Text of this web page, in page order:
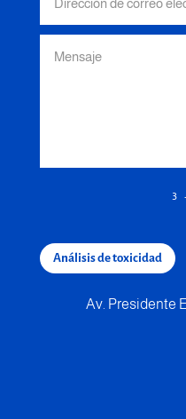
3
Análisis de toxicidad
Av. Presidente